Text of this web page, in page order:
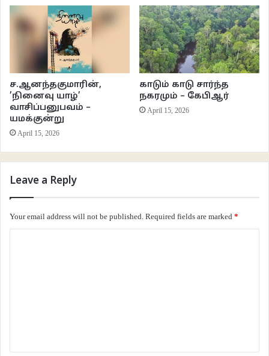
பின் அந்நகரின் மிகச்சிறந்த இத்தாலிய வாசனை திரவிய வல்லுனரும்
வியாபாரியுமான கியூசெப் பால்டினியை தனது நறுமண உருவாக்கத் திறமையால்
கவர்ந்து மலர்களிடமிருந்து நறுமணத்தைப் பிரித்தெடுக்கும் நுட்பம் கற்கிறான்.
அத்துடன் கியூசெப் இதுவரை மனிதன் கண்டுபிடித்த 12 வகையான
வாசனைகளின் அடிப்படையில்தான் அனைத்து நறுமணங்களையும்
கண்ணுக்குப் புலப்படாத ஓர் பரிமாணம் (Dimention ) இருப்பதுபோல்
வாசனைகளுக்கும் மனிதன் கண்டுபிடிக்காத ஒன்று இருக்கலாம் எனவும்
ச.ஆனந்தகுமாரின்,
’நினைவு யாழ்’
வாசிப்பனுபவம் –
யமக்குன்று
April 15, 2026
காடும் காடு சார்ந்த
நகரமும் – கேபிஆர்
April 15, 2026
Leave a Reply
Your email address will not be published. Required fields are marked *